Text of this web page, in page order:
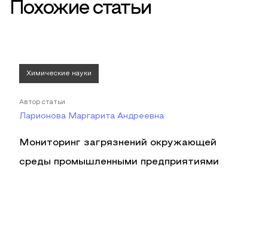
Похожие статьи
Химические науки
Автор статьи
Ларионова Маргарита Андреевна
Мониторинг загрязнений окружающей
среды промышленными предприятиями